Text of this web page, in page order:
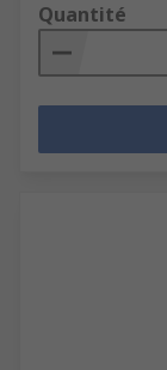
Quantité